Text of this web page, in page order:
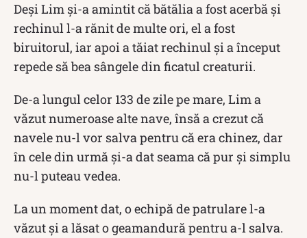
Deși Lim și-a amintit că bătălia a fost acerbă și
rechinul l-a rănit de multe ori, el a fost
biruitorul, iar apoi a tăiat rechinul și a început
repede să bea sângele din ficatul creaturii.
De-a lungul celor 133 de zile pe mare, Lim a
văzut numeroase alte nave, însă a crezut că
navele nu-l vor salva pentru că era chinez, dar
în cele din urmă și-a dat seama că pur și simplu
nu-l puteau vedea.
La un moment dat, o echipă de patrulare l-a
văzut și a lăsat o geamandură pentru a-l salva.